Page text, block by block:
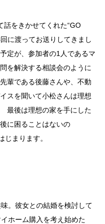
話をきかせてくれた“GO
に渡ってお送りしてきまし
定が、参加者の1人であるマ
を解決する相談会のように
輩である後藤さんや、不動
スを聞いて小松さんは理想
最後は理想の家を手にした
に困ることはないの
まります。
。彼女との結婚を検討して
ホーム購入を考え始めた